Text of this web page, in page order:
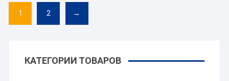
1 2 →
КАТЕГОРИИ ТОВАРОВ